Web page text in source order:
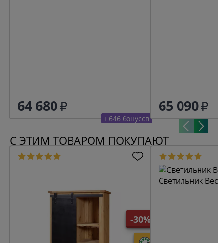
64 680
+ 646 бонусов
65 090
С ЭТИМ ТОВАРОМ ПОКУПАЮТ
-30%
Светильник